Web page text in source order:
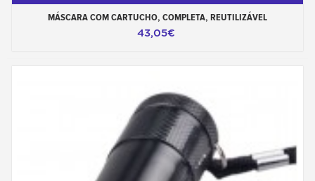
MÁSCARA COM CARTUCHO, COMPLETA, REUTILIZÁVEL
43,05€